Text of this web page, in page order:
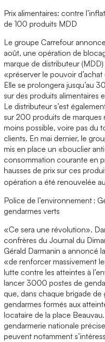
Prix alimentaires: contre
de 100 produits MDD
Le groupe Carrefour
août, une opération de
marque de distributeur
«préserver le pouvoir
Elle se prolongera jusqu’au
sur des produits alimentaires
Le distributeur s’est
sur 200 produits de
moins possible, voire pas du
clients. En mai dernier, le
mis en place un «bouclier
consommation courante en
hausses de prix sur ces
opération a été renouvelée
Police de l’environnement :
gendarmes verts
«Ce sera une révolution».
confrères du Journal du
Gérald Darmanin a annoncé
«de renforcer massivement
lutte contre les atteintes à
lancer 3000 postes de
que, dans chaque brigade de
gendarmes formés aux
locataire de la place
gendarmerie nationale
peuvent notamment